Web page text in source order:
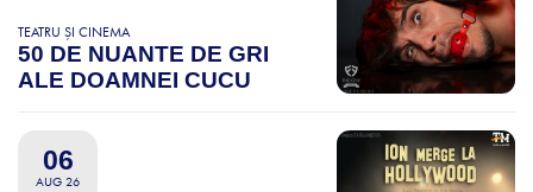
TEATRU ȘI CINEMA
50 DE NUANTE DE GRI
ALE DOAMNEI CUCU
06
AUG 26